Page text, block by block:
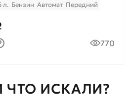
л. Бензин Автомат Передний
770
ИСКАЛИ?